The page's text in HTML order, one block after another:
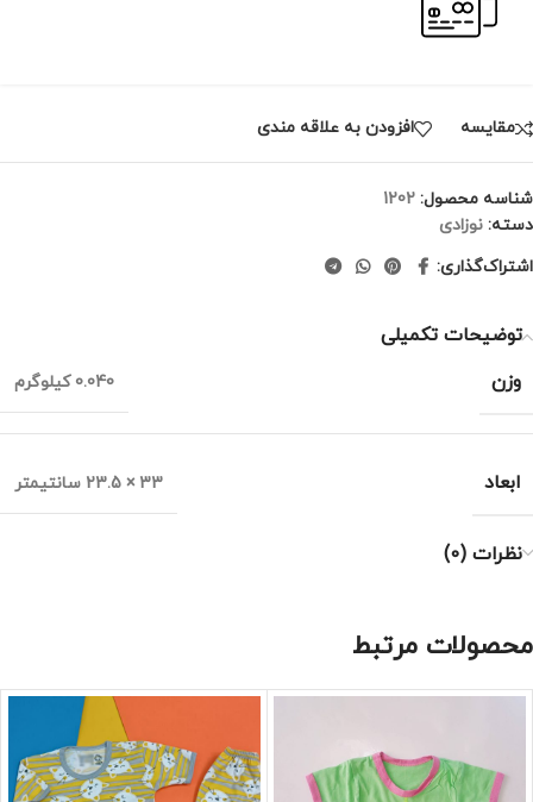
مقايسه افزودن به علاقه مندی
شناسه محصول: 1202
دسته: نوزادی
اشتراک‌گذاری:
توضیحات تکمیلی
وزن
0.040 کیلوگرم
ابعاد 33 × 23.5 سانتیمتر
نظرات (0)
محصولات مرتبط